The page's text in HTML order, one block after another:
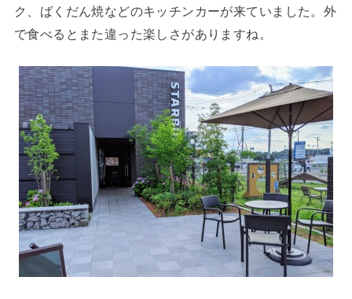
ク、ばくだん焼などのキッチンカーが来ていました。外
で食べるとまた違った楽しさがありますね。